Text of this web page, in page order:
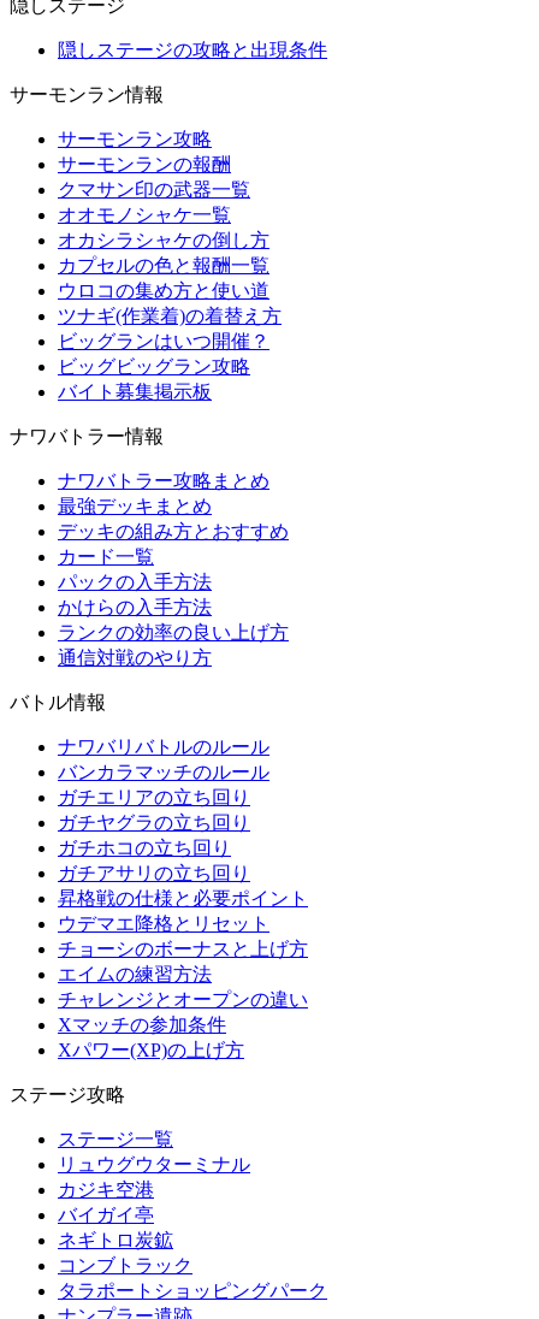
隠しステージ
隠しステージの攻略と出現条件
サーモンラン情報
サーモンラン攻略
サーモンランの報酬
クマサン印の武器一覧
オオモノシャケ一覧
オカシラシャケの倒し方
カプセルの色と報酬一覧
ウロコの集め方と使い道
ツナギ(作業着)の着替え方
ビッグランはいつ開催？
ビッグビッグラン攻略
バイト募集掲示板
ナワバトラー情報
ナワバトラー攻略まとめ
最強デッキまとめ
デッキの組み方とおすすめ
カード一覧
パックの入手方法
かけらの入手方法
ランクの効率の良い上げ方
通信対戦のやり方
バトル情報
ナワバリバトルのルール
バンカラマッチのルール
ガチエリアの立ち回り
ガチヤグラの立ち回り
ガチホコの立ち回り
ガチアサリの立ち回り
昇格戦の仕様と必要ポイント
ウデマエ降格とリセット
チョーシのボーナスと上げ方
エイムの練習方法
チャレンジとオープンの違い
Xマッチの参加条件
Xパワー(XP)の上げ方
ステージ攻略
ステージ一覧
リュウグウターミナル
カジキ空港
バイガイ亭
ネギトロ炭鉱
コンブトラック
タラポートショッピングパーク